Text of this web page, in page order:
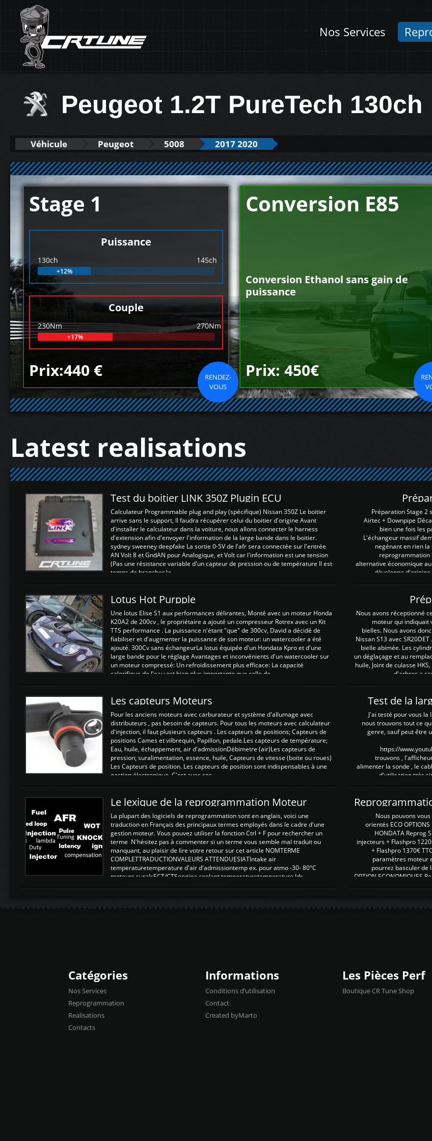
Nos Services
Peugeot 1.2T PureTech 130ch
Véhicule Peugeot 5008 2017 2020
Stage 1
Puissance
130ch 145ch
+12%
Couple
230Nm 270Nm
+17%
Prix:440 €
RENDEZ-
VOUS
Conversion E85
Conversion Ethanol sans gain de
puissance
Prix: 450€
Latest realisations
Test du boitier LINK 350Z Plugin ECU
Calculateur Programmable plug and play (spécifique) Nissan 350Z Le boitier
arrive sans le support, Il faudra récupérer celui du boitier d'origine Avant
d'installer le calculateur dans la voiture, nous allons connecter le harness
d'extension afin d'envoyer l'information de la large bande dans le boitier.
sydney sweeney deepfake La sortie 0-5V de l'afr sera connectée sur l'entrée
AN Volt 8 et GndAN pour Analogique, et Volt car l'information est une tension
(Pas une résistance variable d'un capteur de pression ou de température Il est
temps de brancher le ...
Préparation Stage 2
Airtec + Downpipe
bien une fois les
L'échangeur massif
negénant en rien
reprogrammation
alternative économique
développe d'origine
Lotus Hot Purpple
Une lotus Elise S1 aux performances délirantes, Monté avec un moteur Honda
K20A2 de 200cv , le propriétaire a ajouté un compresseur Rotrex avec un Kit
TTS performance . La puissance n'étant "que" de 300cv, David a décidé de
fiabiliser et d'augmenter la puissance de son moteur: un watercooler a été
ajouté. 300Cv sans échangeurLa lotus équipée d'un Hondata Kpro et d'une
large bande pour le réglage Avantages et inconvénients d'un watercooler sur
un moteur compressé: Un refroidissement plus efficace: La capacité
calorifique de l'eau est bien plus importante que celle de ...
Nous avons réceptionné
moteur qui indiquait
bielles. Nous avons
Nissan S13 avec
bielle abimée. Les
un déglaçage et au
huile, Joint de culasse
d'arbres a
Les capteurs Moteurs
Pour les anciens moteurs avec carburateur et système d'allumage avec
distributeurs , pas besoin de capteurs. Pour tous les moteurs avec calculateur
d'injection, il faut plusieurs capteurs . Les capteurs de positions; Capteurs de
positions Cames et vilbrequin, Papillon, pedale.Les capteurs de température;
Eau, huile, échappement, air d'admissionDébimetre (air)Les capteurs de
pression; suralimentation, essence, huile, Capteurs de vitesse (boite ou roues)
Les Capteurs de position. Les capteurs de position sont indispensables à une
gestion électronique. C'est avec ces ...
Test de la
J'ai testé pour vous la
nous trouvons tout ce
genre, sauf peut être
https://
trouvons ,
alimenter la sonde , le
d'utilisation très
Le lexique de la reprogrammation Moteur
La plupart des logiciels de reprogrammation sont en anglais, voici une
traduction en Français des principaux termes employés dans le cadre d'une
gestion moteur. Vous pouvez utiliser la fonction Ctrl + F pour rechercher un
terme N'hésitez pas à commenter si un terme vous semble mal traduit ou
manquant, au plaisir de lire votre retour sur cet article NOMTERME
COMPLETTRADUCTIONVALEURS ATTENDUESIATIntake air
temperaturetemperature d'air d'admissiontemp ex. pour atmo -30- 80°C
moteurs suralsECT/CTSengine coolant temperaturetemperature ldr
Nous pouvons
orientés ECO
HONDATA Reprog
injecteurs + Flashpro
+ Flashpro 1370€
paramètres moteur
pourrez basculer de
OPTION ECONOMIQUES
Catégories
Nos Services
Reprogrammation
Realisations
Contacts
Informations
Conditions d’utilisation
Contact
Created byMarto
Les Pièces Perf
Boutique CR Tune Shop